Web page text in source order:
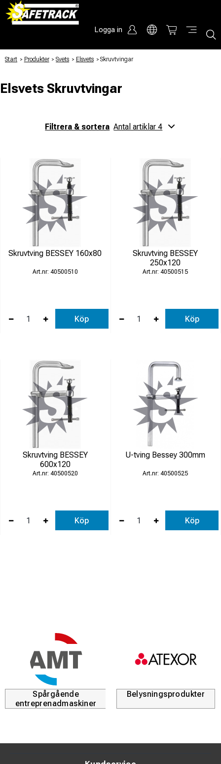
Logga in
Start / Produkter / Svets / Elsvets / Skruvtvingar
Elsvets Skruvtvingar
Filtrera & sortera Antal artiklar 4
Skruvtving BESSEY 160x80
40500510
Köp
Skruvtving BESSEY
250x120
40500515
Köp
Skruvtving BESSEY
600x120
40500520
Köp
U-tving Bessey 300mm
40500525
Köp
Spårgående
entreprenadmaskiner
Belysningsprodukter